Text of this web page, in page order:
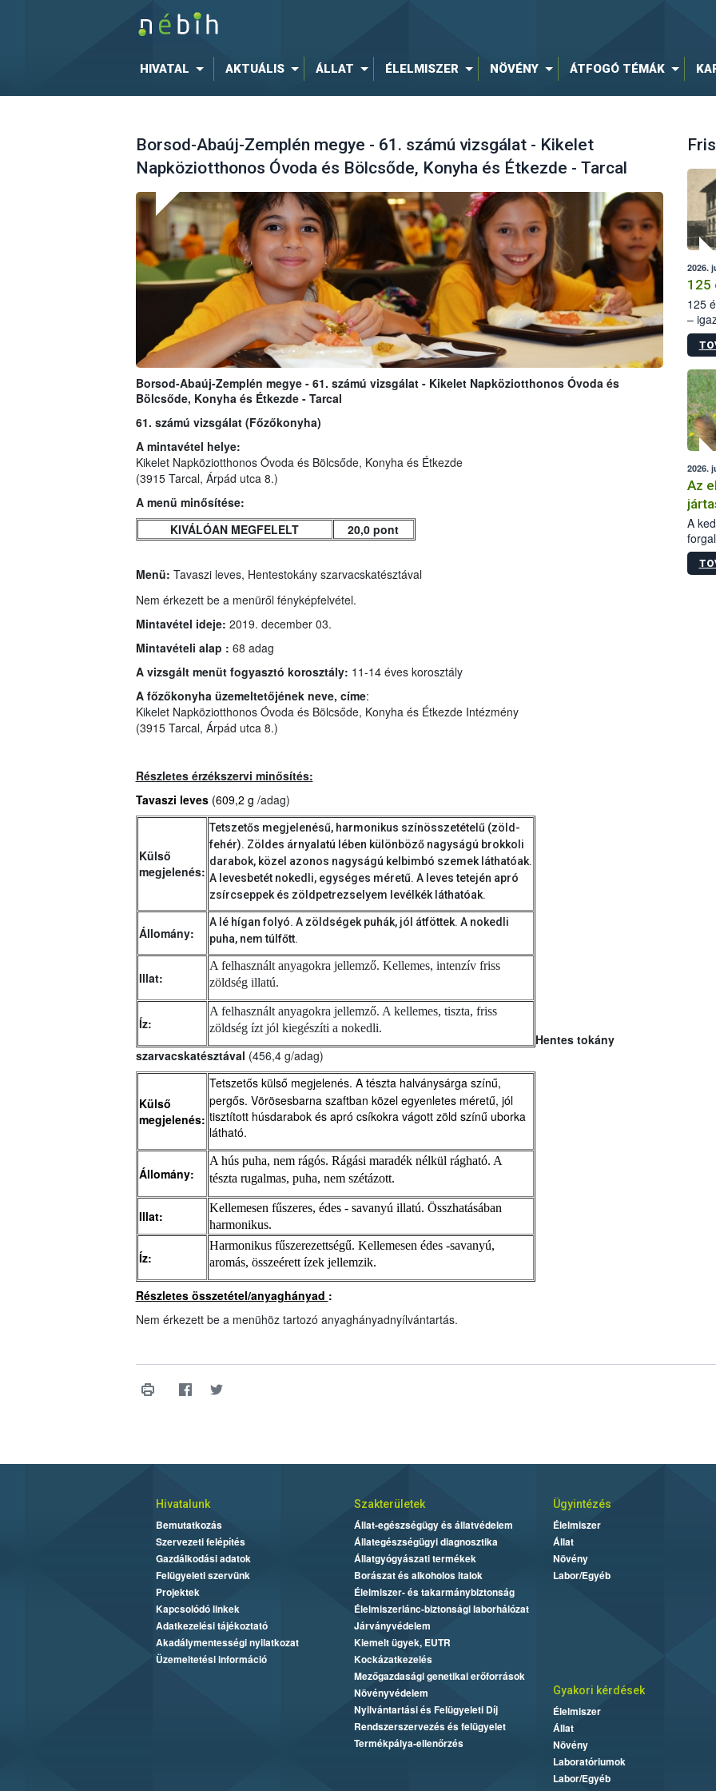
HIVATAL AKTUÁLIS ÁLLAT ÉLELMISZER NÖVÉNY ÁTFOGÓ TÉMÁK
Borsod-Abaúj-Zemplén megye - 61. számú vizsgálat - Kikelet
Napköziotthonos Óvoda és Bölcsőde, Konyha és Étkezde - Tarcal
Borsod-Abaúj-Zemplén megye - 61. számú vizsgálat - Kikelet Napköziotthonos Óvoda és
Bölcsőde, Konyha és Étkezde - Tarcal
61. számú vizsgálat (Főzőkonyha)
A mintavétel helye:
Kikelet Napköziotthonos Óvoda és Bölcsőde, Konyha és Étkezde
(3915 Tarcal, Árpád utca 8.)
A menü minősítése:
KIVÁLÓAN MEGFELELT
20,0 pont
Menü: Tavaszi leves, Hentestokány szarvacskatésztával
Nem érkezett be a menüről fényképfelvétel.
Mintavétel ideje: 2019. december 03.
Mintavételi alap : 68 adag
A vizsgált menüt fogyasztó korosztály: 11-14 éves korosztály
A főzőkonyha üzemeltetőjének neve, címe:
Kikelet Napköziotthonos Óvoda és Bölcsőde, Konyha és Étkezde Intézmény
(3915 Tarcal, Árpád utca 8.)
Részletes érzékszervi minősítés:
Tavaszi leves (609,2 g /adag)
Külső
megjelenés:
Tetszetős megjelenésű, harmonikus színösszetételű (zöld-
fehér). Zöldes árnyalatú lében különböző nagyságú brokkoli
darabok, közel azonos nagyságú kelbimbó szemek láthatóak.
A levesbetét nokedli, egységes méretű. A leves tetején apró
zsírcseppek és zöldpetrezselyem levélkék láthatóak.
Állomány:
A lé hígan folyó. A zöldségek puhák, jól átföttek. A nokedli
puha, nem túlfőtt.
Illat:
A felhasznált anyagokra jellemző. Kellemes, intenzív friss
zöldség illatú.
Íz:
A felhasznált anyagokra jellemző. A kellemes, tiszta, friss
zöldség ízt jól kiegészíti a nokedli.
Hentes tokány
szarvacskatésztával (456,4 g/adag)
Külső
megjelenés:
Tetszetős külső megjelenés. A tészta halványsárga színű,
pergős. Vörösesbarna szaftban közel egyenletes méretű, jól
tisztított húsdarabok és apró csíkokra vágott zöld színű uborka
látható.
Állomány:
A hús puha, nem rágós. Rágási maradék nélkül rágható. A
tészta rugalmas, puha, nem szétázott.
Illat:
Kellemesen fűszeres, édes - savanyú illatú. Összhatásában
harmonikus.
Íz:
Harmonikus fűszerezettségű. Kellemesen édes -savanyú,
aromás, összeérett ízek jellemzik.
Részletes összetétel/anyaghányad :
Nem érkezett be a menühöz tartozó anyaghányadnyílvántartás.
2026.
125
125
–
15.
2026.
Az
A
Hivatalunk
Bemutatkozás
Szervezeti felépítés
Gazdálkodási adatok
Felügyeleti szervünk
Projektek
Kapcsolódó linkek
Adatkezelési tájékoztató
Akadálymentességi nyilatkozat
Üzemeltetési információ
Szakterületek
Állat-egészségügy és állatvédelem
Állategészségügyi diagnosztika
Állatgyógyászati termékek
Borászat és alkoholos italok
Élelmiszer- és takarmánybiztonság
Élelmiszerlánc-biztonsági laborhálózat
Járványvédelem
Kiemelt ügyek, EUTR
Kockázatkezelés
Mezőgazdasági genetikai erőforrások
Növényvédelem
Nyilvántartási és Felügyeleti Díj
Rendszerszervezés és felügyelet
Termékpálya-ellenőrzés
Ügyintézés
Élelmiszer
Állat
Növény
Labor/Egyéb
Gyakori kérdések
Élelmiszer
Állat
Növény
Laboratóriumok
Labor/Egyéb